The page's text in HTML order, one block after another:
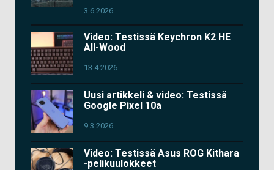
3.6.2026
Video: Testissä Keychron K2 HE
All-Wood
13.4.2026
Uusi artikkeli & video: Testissä
Google Pixel 10a
9.3.2026
Video: Testissä Asus ROG Kithara
-pelikuulokkeet